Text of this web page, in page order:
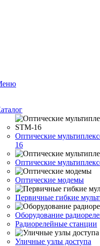
Оптические
16
Оптические
Оптические модемы
Первичные гибкие
Оборудование
Радиорелейные станции
Уличные узлы доступа